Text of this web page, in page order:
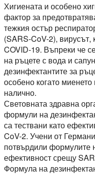
Хигиената и особено
фактор за
тежкия остър
(SARS-CoV-2), вирусът,
COVID-19. Въпреки че
на ръцете с вода и
дезинфектантите за
особено когато
налично.
Световната здравна
формули на
са тествани като
CoV-2. Учени от
потвърдили формулите
ефективност срещу
Формула на